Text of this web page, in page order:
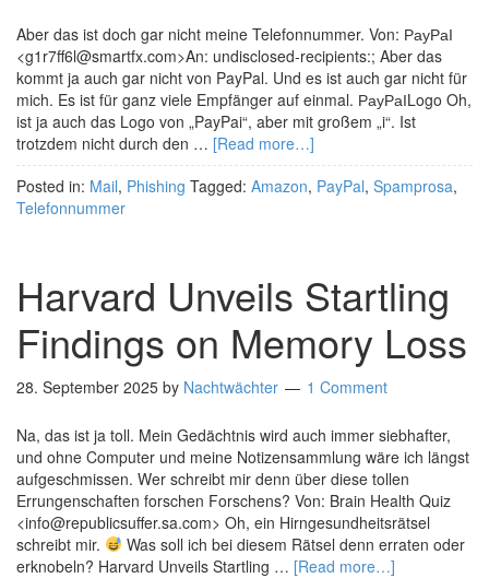
Aber das ist doch gar nicht meine Telefonnummer. Von: РауРаІ
<g1r7ff6l@smartfx.com>An: undisclosed-recipients:; Aber das
kommt ja auch gar nicht von PayPal. Und es ist auch gar nicht für
mich. Es ist für ganz viele Empfänger auf einmal. РауРаІLogo Oh,
ist ja auch das Logo von „PayPai“, aber mit großem „i“. Ist
trotzdem nicht durch den … [Read more…]
Posted in: Mail, Phishing Tagged: Amazon, PayPal, Spamprosa,
Telefonnummer
Harvard Unveils Startling
Findings on Memory Loss
28. September 2025 by Nachtwächter 1 Comment
Na, das ist ja toll. Mein Gedächtnis wird auch immer siebhafter,
und ohne Computer und meine Notizensammlung wäre ich längst
aufgeschmissen. Wer schreibt mir denn über diese tollen
Errungenschaften forschen Forschens? Von: Brain Health Quiz
<info@republicsuffer.sa.com> Oh, ein Hirngesundheitsrätsel
schreibt mir.
Was soll ich bei diesem Rätsel denn erraten oder
erknobeln? Harvard Unveils Startling … [Read more…]